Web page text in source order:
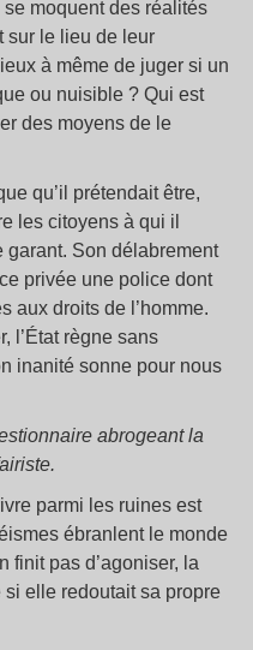
moquent des réalités
sur le lieu de leur
à même de juger si un
ou nuisible ? Qui est
des moyens de le
qu’il prétendait être,
les citoyens à qui il
garant. Son délabrement
privée une police dont
aux droits de l’homme.
l’État règne sans
inanité sonne pour nous
abrogeant la
parmi les ruines est
ébranlent le monde
finit pas d’agoniser, la
elle redoutait sa propre